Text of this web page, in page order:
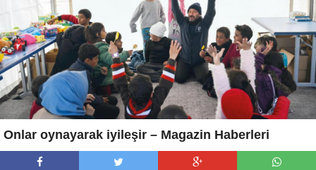
Onlar oynayarak iyileşir – Magazin Haberleri